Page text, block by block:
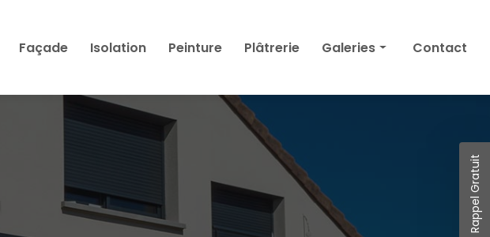
Rappel Gratuit
Façade Isolation Peinture Plâtrerie Galeries Contact